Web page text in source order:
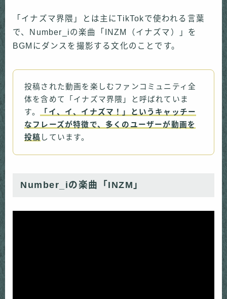
「イナズマ界隈」とは主にTikTokで使われる言葉
で、Number_iの楽曲「INZM（イナズマ）」を
BGMにダンスを撮影する文化のことです。
投稿された動画を楽しむファンコミュニティ全
体を含めて「イナズマ界隈」と呼ばれていま
す。
「イ、イ、イナズマ！」というキャッチー
なフレーズが特徴で、多くのユーザーが動画を
投稿 しています。
Number_iの楽曲「INZM」